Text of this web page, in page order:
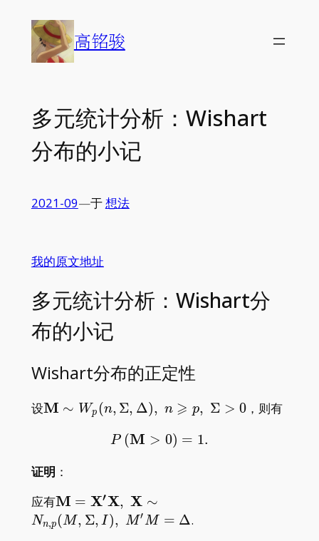
content
高铭骏
多元统计分析：Wishart
分布的小记
2021-09—于想法
我的原文地址
多元统计分析：Wishart分
布的小记
Wishart分布的正定性
设\mathbf{M}\sim W _
n\geqslant p,\;
M ∼ Wp (n, Σ, Δ), n ⩾ p, Σ > 0 ，则有
P\, (\mathbf{M}>0)=1.
P (M > 0) = 1.
证明 ：
应有\mathbf{M}=\mathbf{X^\prime
X},\; \mathbf{X}\sim N _ {n,p}
M = X′X, X ∼
Nn,p (M, Σ, I ), M′M = Δ.